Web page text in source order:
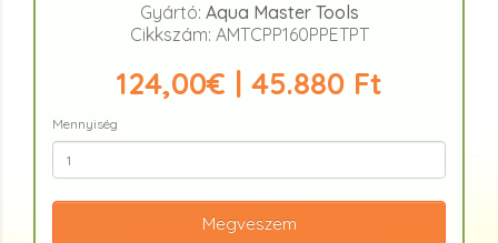
Gyártó: Aqua Master Tools
Cikkszám: AMTCPP160PPETPT
124,00€ | 45.880 Ft
Mennyiség
Megveszem